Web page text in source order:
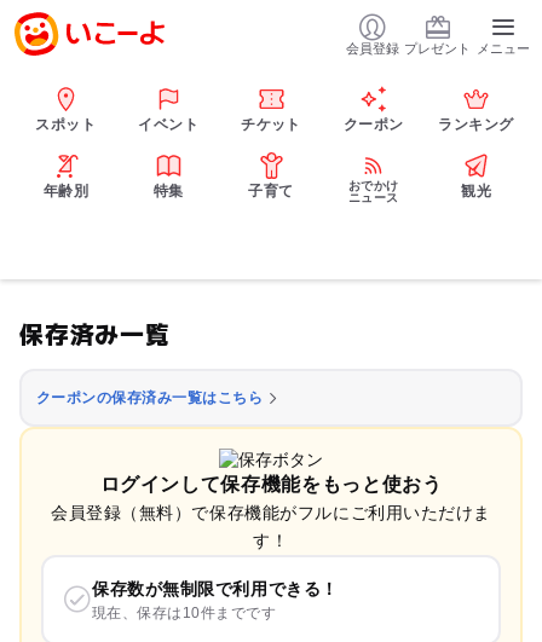
会員登録 プレゼント メニュー
スポット イベント チケット クーポン ランキング
年齢別 特集 子育て
おでかけ
ニュース
観光
保存済み一覧
クーポンの保存済み一覧はこちら
ログインして保存機能をもっと使おう
会員登録（無料）で保存機能がフルにご利用いただけま
す！
保存数が無制限で利用できる！
現在、保存は10件までです